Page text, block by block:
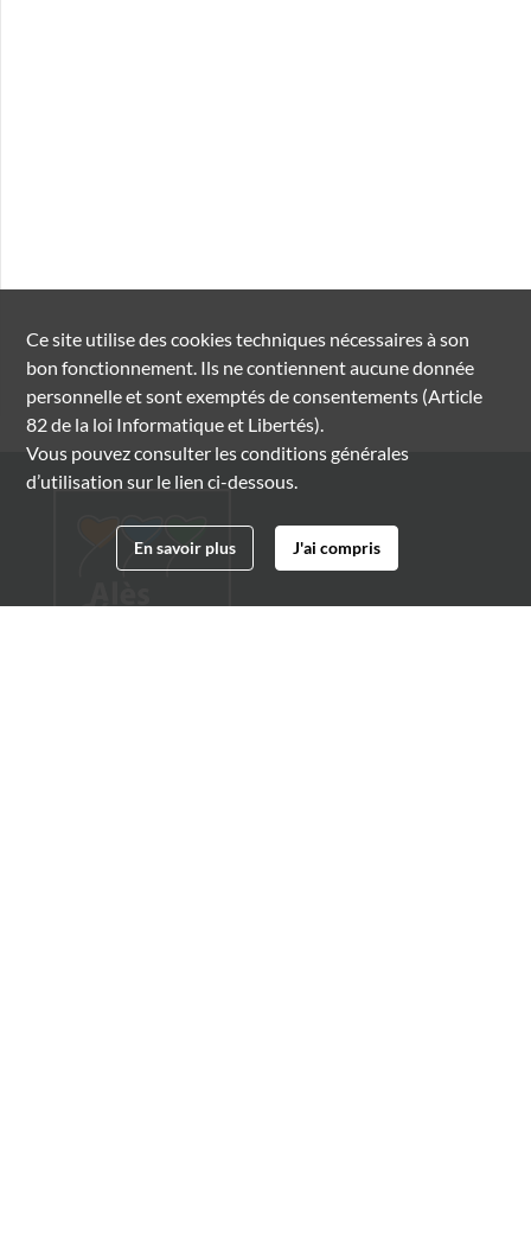
Ce site utilise descookiestechniques nécessaires à son
bon fonctionnement. Ils ne contiennent aucune donnée
personnelle et sont exemptés de consentements (Article
82 de la loi Informatique et Libertés).
Vous pouvez consulter les conditions générales
d’utilisation sur le lien ci-dessous.
En savoir plus J'ai compris